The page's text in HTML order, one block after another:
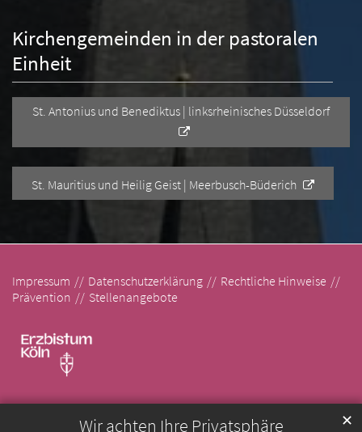
Wir achten Ihre Privatsphäre ✕
Kirchengemeinden in der pastoralen
Einheit
St. Antonius und Benediktus | linksrheinisches Düsseldorf
St. Mauritius und Heilig Geist | Meerbusch-Büderich
Impressum Datenschutzerklärung
Rechtliche Hinweise
Prävention
Stellenangebote